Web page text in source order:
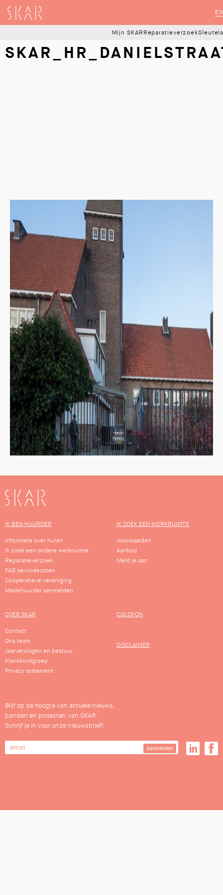
EN
SKAR
Mijn SKAR Reparatieverzoek
SKAR
IK BEN HUURDER
Informatie over huren
Ik zoek een andere werkruimte
Reparatieverzoek
FAQ servicekosten
Coöperatieve vereniging
Medehuurder aanmelden
IK ZOEK EEN WERKRUIMTE
Voorwaarden
Aanbod
Meld je aan
OVER SKAR
Contact
Ons team
Jaarverslagen en bestuur
Klankbordgroep
Privacy statement
COLOFON
DISCLAIMER
Blijf op de hoogte van actuele nieuws,
panden en projecten van SKAR.
Schrijf je in voor onze nieuwsbrief!